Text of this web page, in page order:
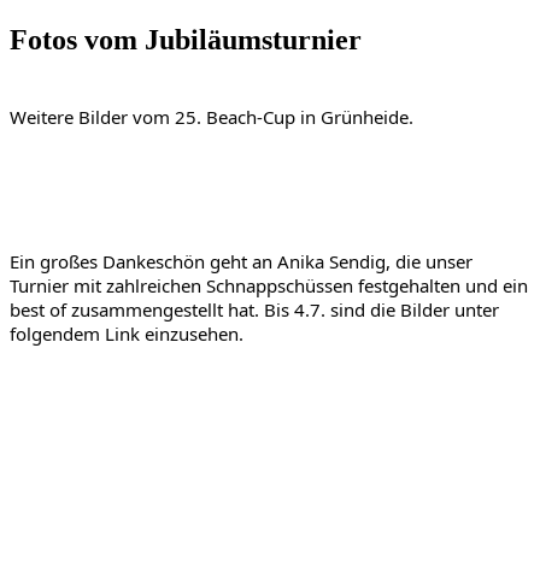
Fotos vom Jubiläumsturnier
Weitere Bilder vom 25. Beach-Cup in Grünheide.
Ein großes Dankeschön geht an Anika Sendig, die unser
Turnier mit zahlreichen Schnappschüssen festgehalten und ein
best of zusammengestellt hat. Bis 4.7. sind die Bilder unter
folgendem Link einzusehen.